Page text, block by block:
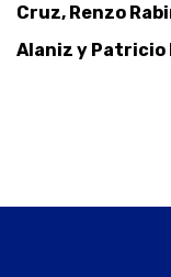
Cruz, Renzo
Alaniz y Patricio